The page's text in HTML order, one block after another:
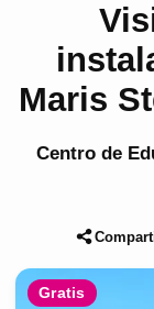
Maris
Centro de
Gratis